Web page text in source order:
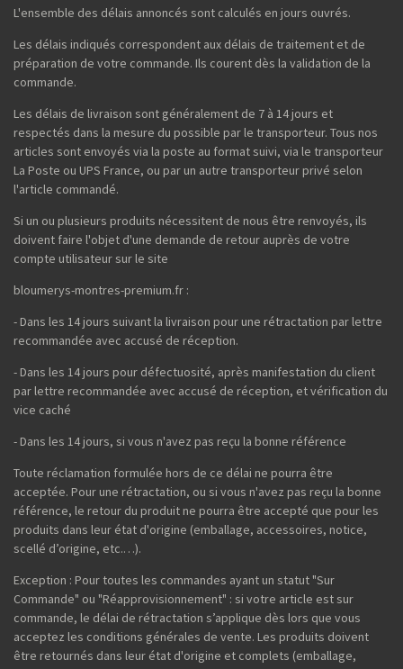
L'ensemble des délais annoncés sont calculés en jours ouvrés.
Les délais indiqués correspondent aux délais de traitement et de
préparation de votre commande. Ils courent dès la validation de la
commande.
Les délais de livraison sont généralement de 7 à 14 jours et
respectés dans la mesure du possible par le transporteur. Tous nos
articles sont envoyés via la poste au format suivi, via le transporteur
La Poste ou UPS France, ou par un autre transporteur privé selon
l'article commandé.
Si un ou plusieurs produits nécessitent de nous être renvoyés, ils
doivent faire l'objet d'une demande de retour auprès de votre
compte utilisateur sur le site
bloumerys-montres-premium.fr :
- Dans les 14 jours suivant la livraison pour une rétractation par lettre
recommandée avec accusé de réception.
- Dans les 14 jours pour défectuosité, après manifestation du client
par lettre recommandée avec accusé de réception, et vérification du
vice caché
- Dans les 14 jours, si vous n'avez pas reçu la bonne référence
Toute réclamation formulée hors de ce délai ne pourra être
acceptée. Pour une rétractation, ou si vous n'avez pas reçu la bonne
référence, le retour du produit ne pourra être accepté que pour les
produits dans leur état d'origine (emballage, accessoires, notice,
scellé d’origine, etc.…).
Exception : Pour toutes les commandes ayant un statut "Sur
Commande" ou "Réapprovisionnement" : si votre article est sur
commande, le délai de rétractation s’applique dès lors que vous
acceptez les conditions générales de vente. Les produits doivent
être retournés dans leur état d'origine et complets (emballage,